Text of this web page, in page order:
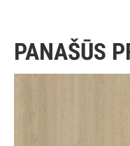
PANAŠŪS